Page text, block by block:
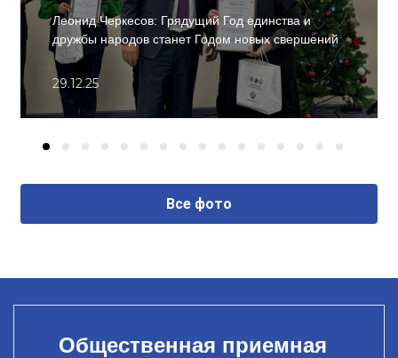
Леонид Черкесов: Грядущий Год единства и
дружбы народов станет Годом новых свершений
29.12.25
Все фото
Общественная приемная